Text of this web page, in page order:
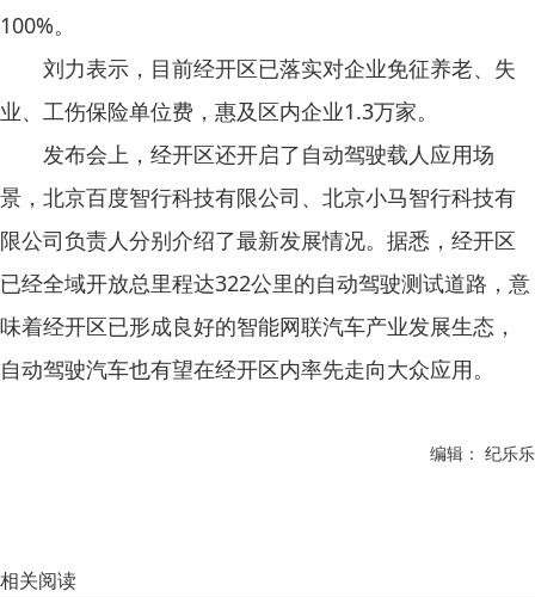
100%。
刘力表示，目前经开区已落实对企业免征养老、失
业、工伤保险单位费，惠及区内企业1.3万家。
发布会上，经开区还开启了自动驾驶载人应用场
景，北京百度智行科技有限公司、北京小马智行科技有
限公司负责人分别介绍了最新发展情况。据悉，经开区
已经全域开放总里程达322公里的自动驾驶测试道路，意
味着经开区已形成良好的智能网联汽车产业发展生态，
自动驾驶汽车也有望在经开区内率先走向大众应用。
编辑： 纪乐乐
相关阅读